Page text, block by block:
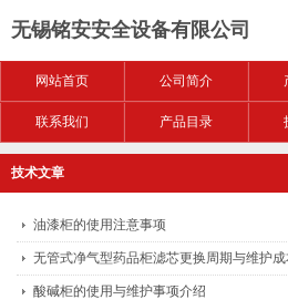
无锡铭安安全设备有限公司
网站首页 公司简介
联系我们 产品目录
技术文章
油漆柜的使用注意事项
无管式净气型药品柜滤芯更换周期与维护
酸碱柜的使用与维护事项介绍